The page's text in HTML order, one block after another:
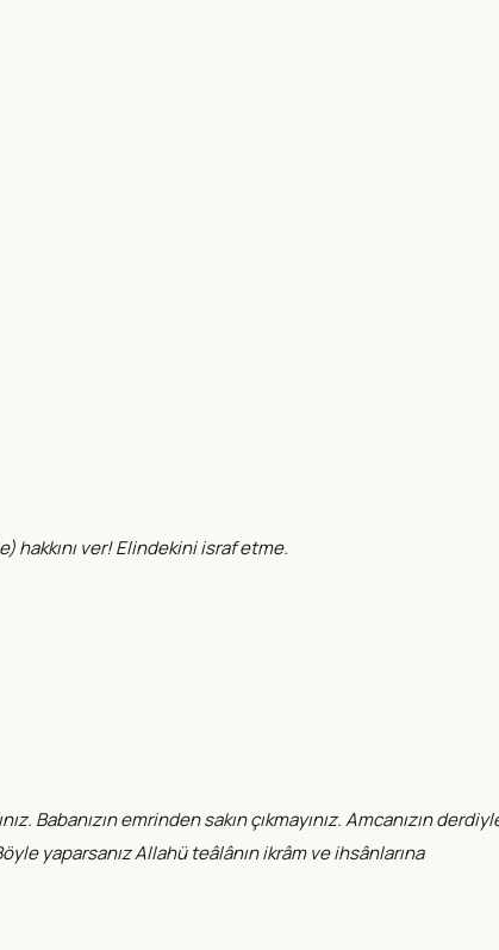
hakkını ver! Elindekini israf etme.
Babanızın emrinden sakın çıkmayınız. Amcanızın
yaparsanız Allahü teâlânın ikrâm ve ihsânlarına